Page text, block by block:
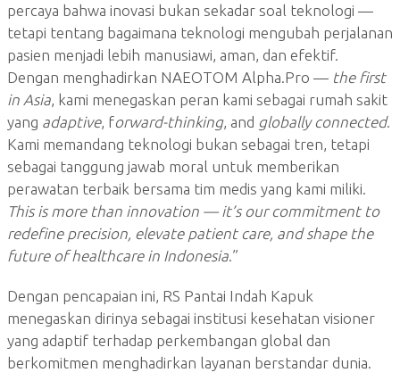
percaya bahwa inovasi bukan sekadar soal teknologi —
tetapi tentang bagaimana teknologi mengubah perjalanan
pasien menjadi lebih manusiawi, aman, dan efektif.
Dengan menghadirkan NAEOTOM Alpha.Pro — the first
in Asia, kami menegaskan peran kami sebagai rumah sakit
yang adaptive, forward-thinking, and globally connected.
Kami memandang teknologi bukan sebagai tren, tetapi
sebagai tanggung jawab moral untuk memberikan
perawatan terbaik bersama tim medis yang kami miliki.
This is more than innovation — it’s our commitment to
redefine precision, elevate patient care, and shape the
future of healthcare in Indonesia.”
Dengan pencapaian ini, RS Pantai Indah Kapuk
menegaskan dirinya sebagai institusi kesehatan visioner
yang adaptif terhadap perkembangan global dan
berkomitmen menghadirkan layanan berstandar dunia.